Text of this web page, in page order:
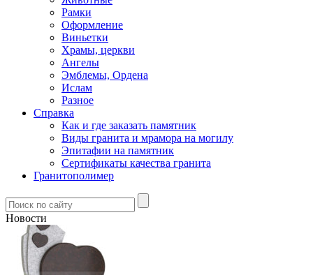
Рамки
Оформление
Виньетки
Храмы, церкви
Ангелы
Эмблемы, Ордена
Ислам
Разное
Справка
Как и где заказать памятник
Виды гранита и мрамора на могилу
Эпитафии на памятник
Сертификаты качества гранита
Гранитополимер
Новости